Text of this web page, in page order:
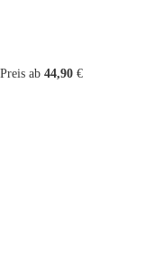
Preis ab 44,90 €